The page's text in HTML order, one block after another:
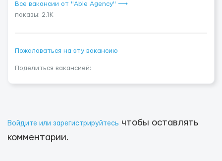
Все вакансии от "Able Agency" ⟶
показы: 2.1K
Пожаловаться на эту вакансию
Поделиться вакансией:
Войдите или зарегистрируйтесь чтобы оставлять
комментарии.